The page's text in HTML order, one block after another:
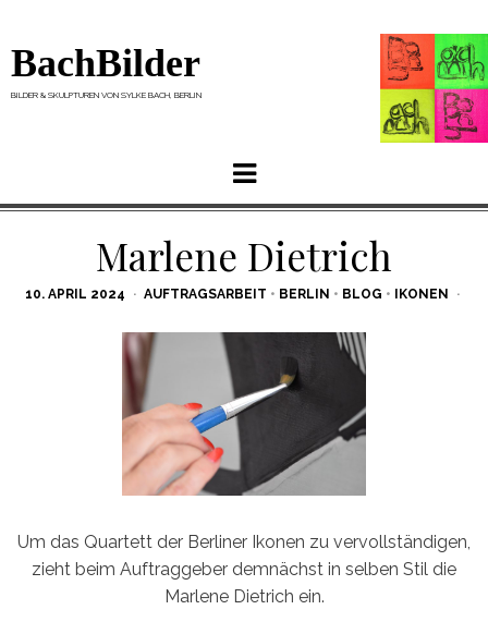
BachBilder
BILDER & SKULPTUREN VON SYLKE BACH, BERLIN
Menu
Marlene Dietrich
POSTED
10. APRIL 2024 AUFTRAGSARBEIT • BERLIN • BLOG • IKONEN
Um das Quartett der Berliner Ikonen zu vervollständigen,
zieht beim Auftraggeber demnächst in selben Stil die
Marlene Dietrich ein.